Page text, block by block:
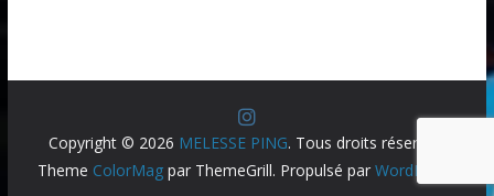
Copyright © 2026 MELESSE PING. Tous droits réservés.
Theme ColorMagpar ThemeGrill. Propulsé par WordPress